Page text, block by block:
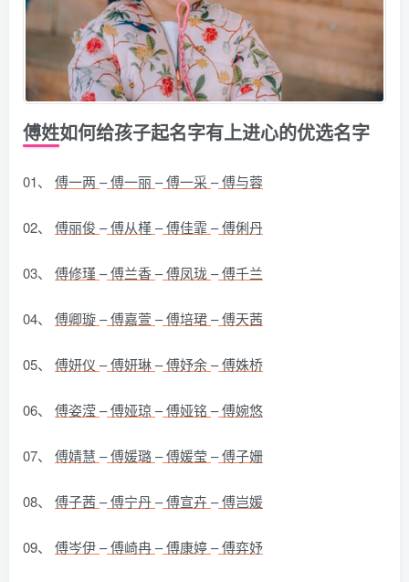
傅姓如何给孩子起名字有上进心的优选名字
01、 傅一两 –傅一丽–傅一采 –傅与蓉
02、 傅丽俊 –傅从槿–傅佳霏 –傅俐丹
03、 傅修瑾–傅兰香–傅凤珑–傅千兰
04、 傅卿璇–傅嘉萱 –傅培珺–傅天茜
05、 傅妍仪 –傅妍琳–傅妤余–傅姝桥
06、 傅姿滢–傅娅琼–傅娅铭 –傅婉悠
07、 傅婧慧 –傅媛璐–傅媛莹–傅子姗
08、 傅子茜 –傅宁丹–傅宣卉–傅岂媛
09、 傅岑伊–傅崎冉–傅康婷–傅弈妤